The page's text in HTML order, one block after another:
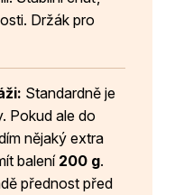
Držák pro
Standardně je
Pokud ale do
nějaký extra
balení200 g.
přednost před